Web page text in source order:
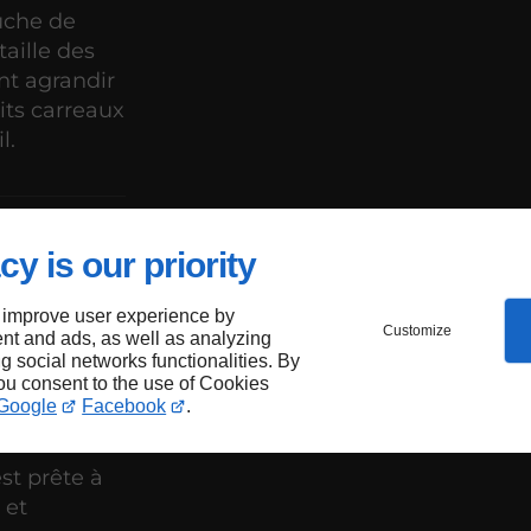
is our priority
user experience by
and ads, as well as analyzing
social networks functionalities. By
consent to the use of Cookies
Facebook .
Customize
de
des
agrandir
carreaux
prête à
et